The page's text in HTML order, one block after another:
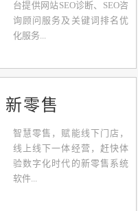
台提供网站SEO诊断、SEO咨
询顾问服务及关键词排名优
化服务...
新零售
智慧零售，赋能线下门店，
线上线下一体经营，赶快体
验数字化时代的新零售系统
软件...